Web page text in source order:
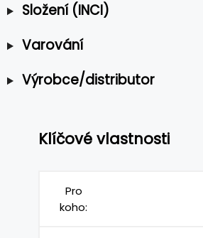
Složení (INCI)
Varování
Výrobce/distributor
Klíčové vlastnosti
Pro
koho: